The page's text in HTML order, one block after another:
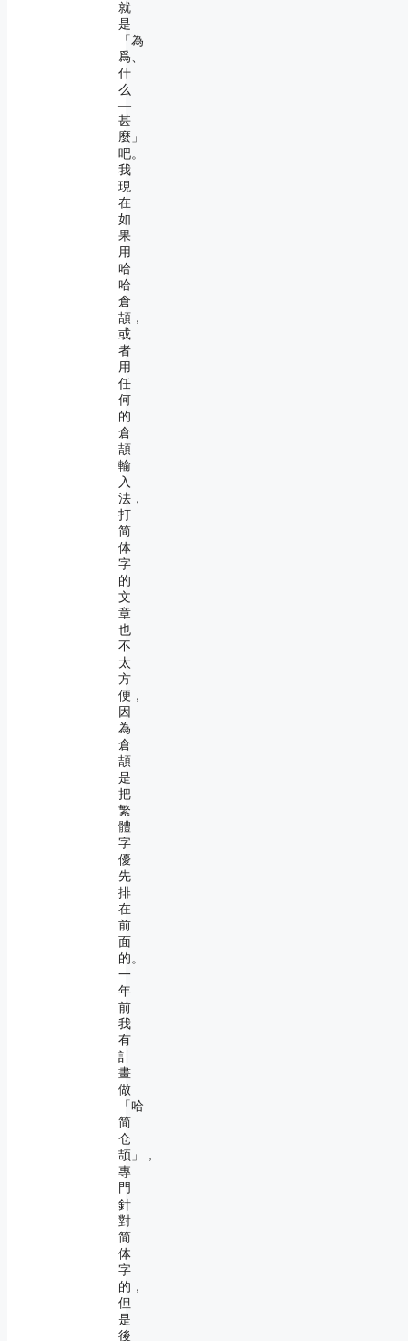
就
是
「為
爲、
什
么
―
甚
麼」
吧。
我
現
在
如
果
用
哈
哈
倉
頡，
或
者
用
任
何
的
倉
頡
輸
入
法，
打
简
体
字
的
文
章
也
不
太
方
便，
因
為
倉
頡
是
把
繁
體
字
優
先
排
在
前
面
的。
一
年
前
我
有
計
畫
做
「哈
简
仓
颉」，
專
門
針
對
简
体
字
的，
但
是
後